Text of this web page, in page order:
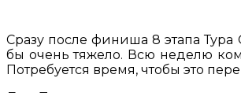
Сразу после финиша 8 этапа
бы очень тяжело. Всю неделю
Потребуется время, чтобы это